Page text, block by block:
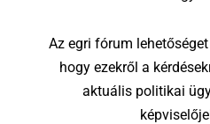
Az egri fórum
hogy ezekről a
aktuális politikai